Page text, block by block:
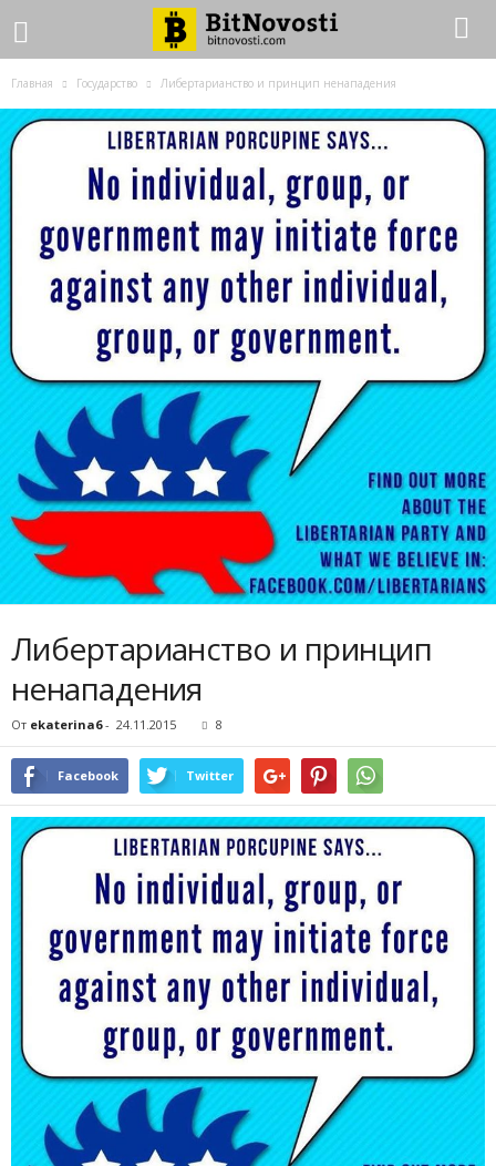
Главная Государство Либертарианство и принцип ненападения
Либертарианство и принцип
ненападения
От ekaterina6- 24.11.2015 8
Facebook Twitter